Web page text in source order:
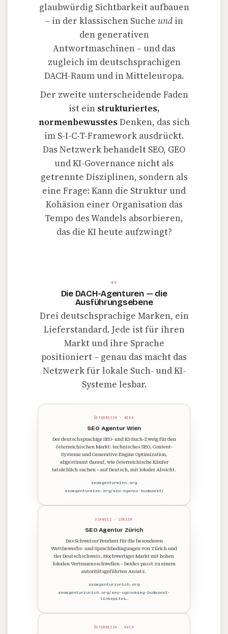
glaubwürdig Sichtbarkeit aufbauen
– in der klassischen Suche undin
den generativen
Antwortmaschinen – und das
zugleich im deutschsprachigen
DACH-Raum und in Mitteleuropa.
Der zweite unterscheidende Faden
ist ein strukturiertes,
normenbewusstesDenken, das sich
im S-I-C-T-Framework ausdrückt.
Das Netzwerk behandelt SEO, GEO
und KI-Governance nicht als
getrennte Disziplinen, sondern als
eine Frage: Kann die Struktur und
Kohäsion einer Organisation das
Tempo des Wandels absorbieren,
das die KI heute aufzwingt?
03
Die DACH-Agenturen — die
Ausführungsebene
Drei deutschsprachige Marken, ein
Lieferstandard. Jede ist für ihren
Markt und ihre Sprache
positioniert – genau das macht das
Netzwerk für lokale Such- und KI-
Systeme lesbar.
ÖSTERREICH · WIEN
SEO Agentur Wien
Der deutschsprachige SEO- und KI-Such-Zweig für den
österreichischen Markt: technisches SEO, Content-
Systeme und Generative Engine Optimization,
abgestimmt darauf, wie österreichische Käufer
tatsächlich suchen – auf Deutsch, mit lokaler Absicht.
seoagenturwien.org
seoagenturwien.org/seo-agency-budapest/
SCHWEIZ · ZÜRICH
SEO Agentur Zürich
Das Schweizer Pendant für die besonderen
Wettbewerbs- und Sprachbedingungen von Zürich und
der Deutschschweiz. Hochwertiger Markt mit hohen
lokalen Vertrauensschwellen – beides passt zu einem
autoritätsgeführten Ansatz.
seoagenturzurich.org
seoagenturzurich.org/seo-ugynokseg-budapest-
linkepites…
ÖSTERREICH · DACH